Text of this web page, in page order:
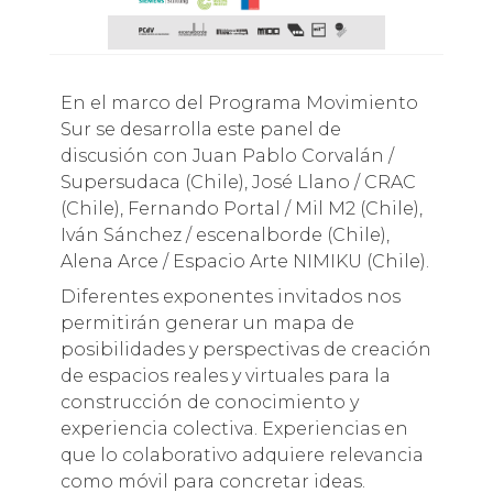
En el marco del Programa Movimiento
Sur se desarrolla este panel de
discusión con Juan Pablo Corvalán /
Supersudaca (Chile), José Llano / CRAC
(Chile), Fernando Portal / Mil M2 (Chile),
Iván Sánchez / escenalborde (Chile),
Alena Arce / Espacio Arte NIMIKU (Chile).
Diferentes exponentes invitados nos
permitirán generar un mapa de
posibilidades y perspectivas de creación
de espacios reales y virtuales para la
construcción de conocimiento y
experiencia colectiva. Experiencias en
que lo colaborativo adquiere relevancia
como móvil para concretar ideas.